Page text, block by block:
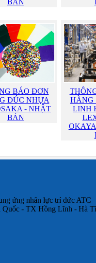
BẢN
BÁO ĐƠN
ĐÚC NHỰA
- NHẬT
BẢN
HÀNG
LINH
ứng nhân lực trí đức ATC
- TX Hồng Lĩnh - Hà